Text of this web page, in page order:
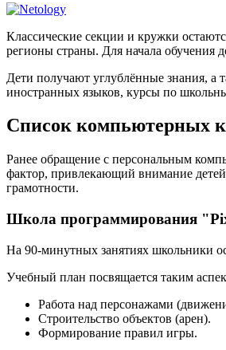
Классические секции и кружки
регионы страны. Для начала обучения
Дети получают углублённые знания, а
иностранных языков, курсы по
Список компьютерных
Ранее обращение с персональным
фактор, привлекающий внимание
грамотности.
Школа программирования
На 90-минутных занятиях школьники
Учебный план посвящается таким
Работа над персонажами
Строительство объектов (арен).
Формирование правил игры.